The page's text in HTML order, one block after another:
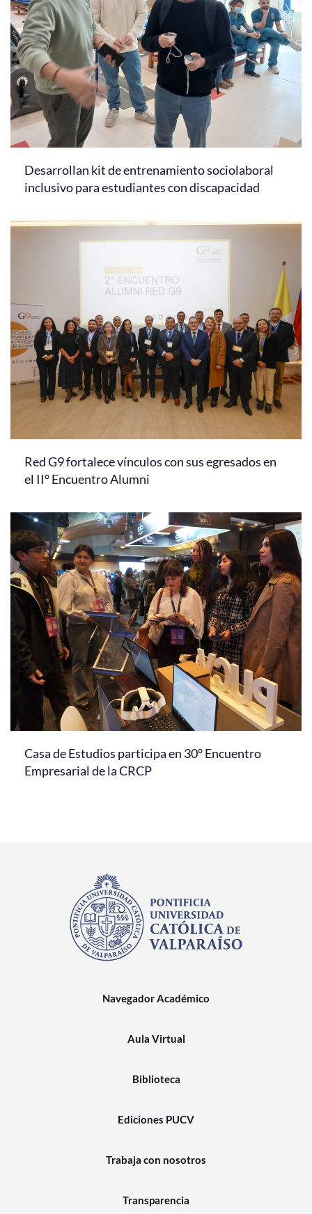
Desarrollan kit de entrenamiento sociolaboral
inclusivo para estudiantes con discapacidad
Red G9 fortalece vínculos con sus egresados en
el II° Encuentro Alumni
Casa de Estudios participa en 30° Encuentro
Empresarial de la CRCP
Navegador Académico
Aula Virtual
Biblioteca
Ediciones PUCV
Trabaja con nosotros
Transparencia